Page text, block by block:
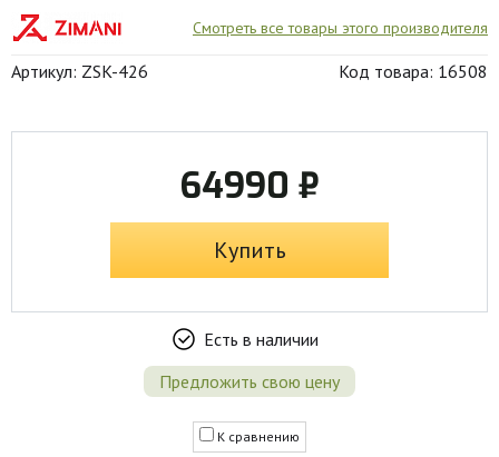
Смотреть все товары этого производителя
Артикул: ZSK-426 Код товара: 16508
64990 ₽
Купить
Есть в наличии
Предложить свою цену
К сравнению